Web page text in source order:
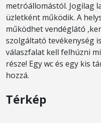
metróállomástól. Jogilag
üzletként működik. A
működhet vendéglátó
szolgáltató tevékenység
válaszfalat kell felhúzni
része! Egy wc és egy kis
hozzá.
Térkép